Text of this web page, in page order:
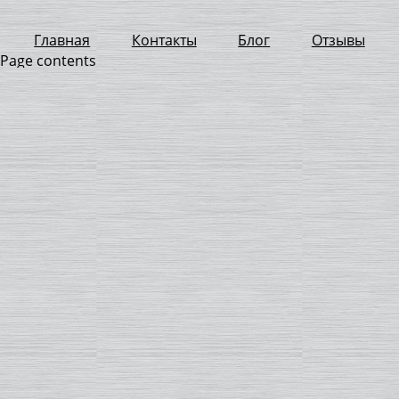
Главная Контакты Блог
Отзывы
Page contents